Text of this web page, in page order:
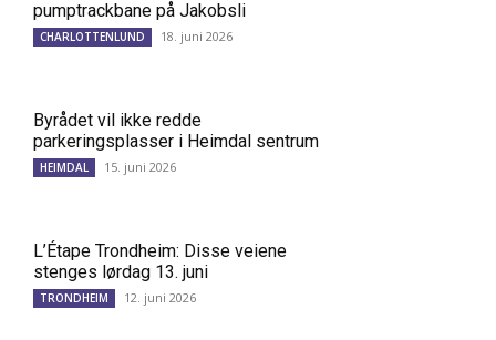
pumptrackbane på Jakobsli
CHARLOTTENLUND 18. juni 2026
Byrådet vil ikke redde
parkeringsplasser i Heimdal sentrum
HEIMDAL 15. juni 2026
L’Étape Trondheim: Disse veiene
stenges lørdag 13. juni
TRONDHEIM 12. juni 2026